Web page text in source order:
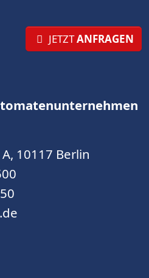
JETZTANFRAGEN
10117 Berlin